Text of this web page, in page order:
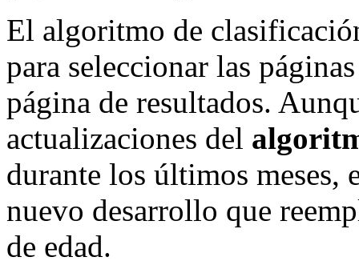
El algoritmo de
para seleccionar las
página de resultados.
actualizaciones del
durante los últimos meses,
nuevo desarrollo que
de edad.